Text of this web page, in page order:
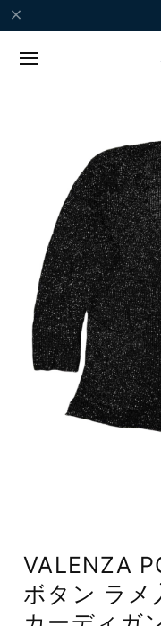
VALENZA
ボタン ラメ